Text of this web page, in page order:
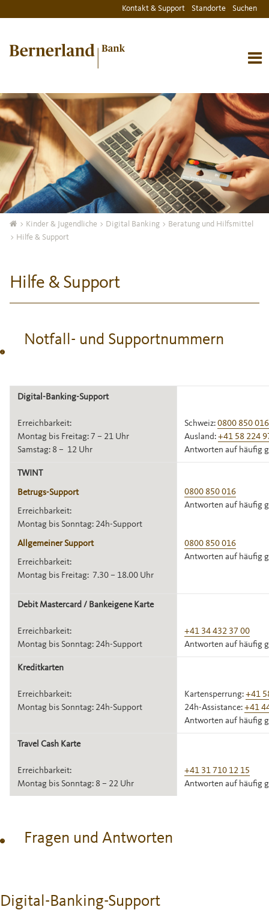
Kontakt & Support Standorte Suchen
> Kinder & Jugendliche > Digital Banking > Beratung und Hilfsmittel
> Hilfe & Support
Hilfe & Support
Notfall- und Supportnummern
Digital-Banking-Support
Erreichbarkeit:
Montag bis Freitag: 7 – 21 Uhr
Samstag: 8 – 12 Uhr
Schweiz: 0800 850 016
Ausland: +41 58 224
Antworten auf häufig
TWINT
Betrugs-Support
Erreichbarkeit:
Montag bis Sonntag: 24h-Support
Allgemeiner Support
Erreichbarkeit:
Montag bis Freitag: 7.30 – 18.00 Uhr
0800 850 016
Antworten auf häufig
0800 850 016
Antworten auf häufig
Debit Mastercard / Bankeigene Karte
Erreichbarkeit:
Montag bis Sonntag: 24h-Support
+41 34 432 37 00
Antworten auf häufig
Kreditkarten
Erreichbarkeit:
Montag bis Sonntag: 24h-Support
Kartensperrung: +41
24h-Assistance: +41
Antworten auf häufig
Travel Cash Karte
Erreichbarkeit:
Montag bis Sonntag: 8 – 22 Uhr
+41 31 710 12 15
Antworten auf häufig
Fragen und Antworten
Digital-Banking-Support